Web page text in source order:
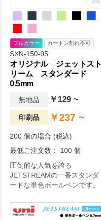
フルカラー カートン割れ不可
SXN-150-05
オリジナル ジェットスト
リーム スタンダード
0.5mm
無地品 ￥129 ~
印刷品 ￥237 ~
200 個の場合 (税込)
最低ご注文数： 100 個
圧倒的な人気を誇る
JETSTREAMの一番スタンダ
ードな単色ボールペンです。